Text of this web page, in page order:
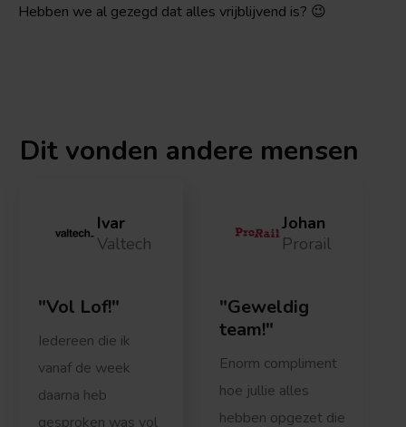
Hebben we al gezegd dat alles vrijblijvend is? 😉
Dit vonden andere mensen
Ivar
Valtech
Vol Lof!
Iedereen die ik
vanaf de week
daarna heb
gesproken was vol
Johan
Prorail
Geweldig
team!
Enorm compliment
hoe jullie alles
hebben opgezet die